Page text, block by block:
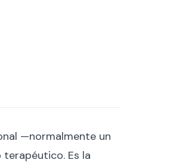
—normalmente un
Es la